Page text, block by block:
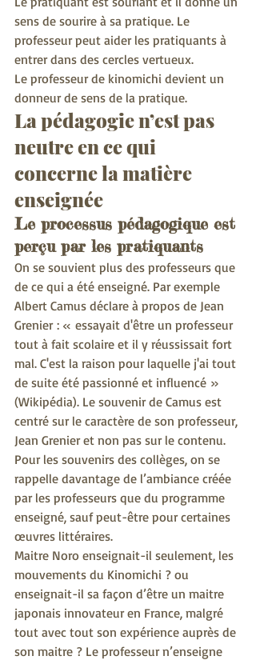
sens de sourire à sa pratique. Le
professeur peut aider les pratiquants à
entrer dans des cercles vertueux.
Le professeur de kinomichi devient un
donneur de sens de la pratique.
La pédagogie n’est pas
neutre en ce qui
concerne la matière
enseignée
Le processus pédagogique est
perçu par les pratiquants
On se souvient plus des professeurs que
de ce qui a été enseigné. Par exemple
Albert Camus déclare à propos de Jean
Grenier : « essayait d'être un professeur
tout à fait scolaire et il y réussissait fort
mal. C'est la raison pour laquelle j'ai tout
de suite été passionné et influencé »
(Wikipédia). Le souvenir de Camus est
centré sur le caractère de son professeur,
Jean Grenier et non pas sur le contenu.
Pour les souvenirs des collèges, on se
rappelle davantage de l’ambiance créée
par les professeurs que du programme
enseigné, sauf peut-être pour certaines
œuvres littéraires.
Maitre Noro enseignait-il seulement, les
mouvements du Kinomichi ? ou
enseignait-il sa façon d’être un maitre
japonais innovateur en France, malgré
tout avec tout son expérience auprès de
son maitre ? Le professeur n’enseigne